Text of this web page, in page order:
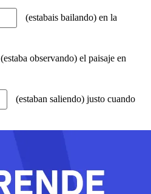
(estabais bailando) en la
(estaba observando) el paisaje en
(estaban saliendo) justo cuando